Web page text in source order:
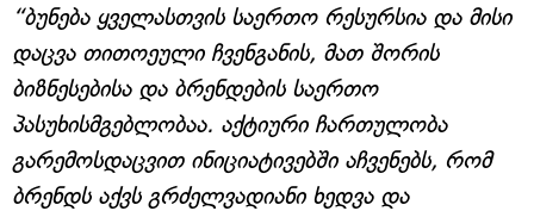
“ბუნება ყველასთვის საერთო რესურსია და მისი
დაცვა თითოეული ჩვენგანის, მათ შორის
ბიზნესებისა და ბრენდების საერთო
პასუხისმგებლობაა. აქტიური ჩართულობა
გარემოსდაცვით ინიციატივებში აჩვენებს, რომ
ბრენდს აქვს გრძელვადიანი ხედვა და